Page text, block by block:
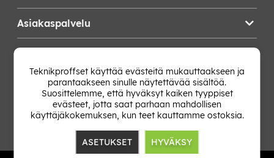
Asiakaspalvelu
Vaihda Maa
Teknikproffset käyttää evästeitä mukauttaakseen ja
parantaakseen sinulle näytettävää sisältöä.
Suosittelemme, että hyväksyt kaiken tyyppiset
evästeet, jotta saat parhaan mahdollisen
käyttäjäkokemuksen, kun teet kauttamme ostoksia.
ASETUKSET HYVÄKSY